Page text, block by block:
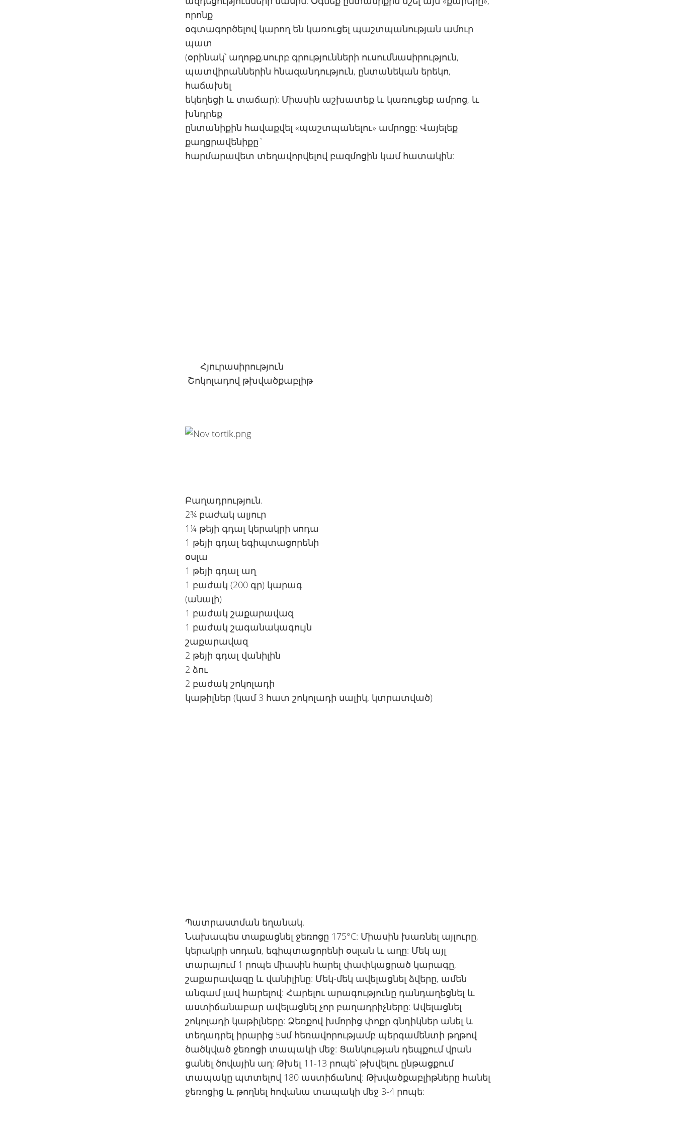
որոնք
օգտագործելով կարող են կառուցել պաշտպանության ամուր
պատ
(օրինակ՝ աղոթք,սուրբ գրությունների ուսումնասիրություն,
պատվիրաններին հնազանդություն, ընտանեկան երեկո,
հաճախել
եկեղեցի և տաճար): Միասին աշխատեք և կառուցեք ամրոց, և
խնդրեք
ընտանիքին հավաքվել «պաշտպանելու» ամրոցը: Վայելեք
քաղցրավենիքը`
հարմարավետ տեղավորվելով բազմոցին կամ հատակին:
Հյուրասիրություն
Շոկոլադով թխվածքաբլիթ
Բաղադրություն.
2¾ բաժակ ալյուր
1¼ թեյի գդալ կերակրի սոդա
1 թեյի գդալ եգիպտացորենի
օսլա
1 թեյի գդալ աղ
1 բաժակ (200 գր) կարագ
(անալի)
1 բաժակ շաքարավազ
1 բաժակ շագանակագույն
շաքարավազ
2 թեյի գդալ վանիլին
2 ձու
2 բաժակ շոկոլադի
կաթիլներ (կամ 3 հատ շոկոլադի սալիկ, կտրատված)
Պատրաստման եղանակ.
Նախապես տաքացնել ջեռոցը 175°C: Միասին խառնել այլուրը,
կերակրի սոդան, եգիպտացորենի օսլան և աղը: Մեկ այլ
տարայում 1 րոպե միասին հարել փափկացրած կարագը,
շաքարավազը և վանիլինը: Մեկ-մեկ ավելացնել ձվերը, ամեն
անգամ լավ հարելով: Հարելու արագությունը դանդաղեցնել և
աստիճանաբար ավելացնել չոր բաղադրիչները: Ավելացնել
շոկոլադի կաթիլները: Ձեռքով խմորից փոքր գնդիկներ անել և
տեղադրել իրարից 5սմ հեռավորությամբ պերգամենտի թղթով
ծածկված ջեռոցի տապակի մեջ: Ցանկության դեպքում վրան
ցանել ծովային աղ: Թխել 11-13 րոպե՝ թխվելու ընթացքում
տապակը պտտելով 180 աստիճանով: Թխվածքաբլիթները հանել
ջեռոցից և թողնել հովանա տապակի մեջ 3-4 րոպե: